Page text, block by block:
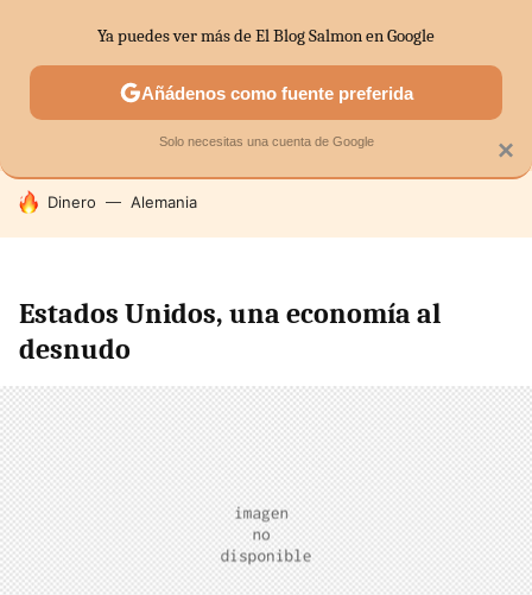
SECTORES ECONOMÍA DOMÉSTICA MERCADOS
HOY SE HABLA DE
Dinero Alemania
Estados Unidos, una economía al
desnudo
×
Ya puedes ver más de El Blog Salmon en Google
Añádenos como fuente preferida
Solo necesitas una cuenta de Google